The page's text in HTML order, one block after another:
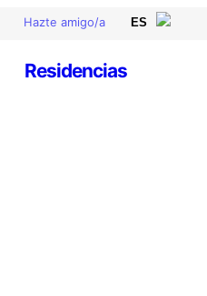
Hazte amigo/a
Residencias